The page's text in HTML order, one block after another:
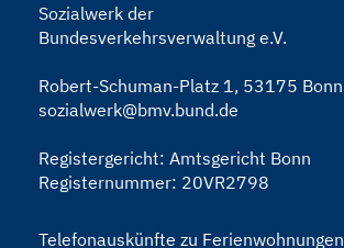
Sozialwerk der
Bundesverkehrsverwaltung e.V.
Robert-Schuman-Platz 1, 53175 Bonn
sozialwerk@bmv.bund.de
Registergericht: Amtsgericht Bonn
Registernummer: 20VR2798
Telefonauskünfte zu Ferienwohnungen